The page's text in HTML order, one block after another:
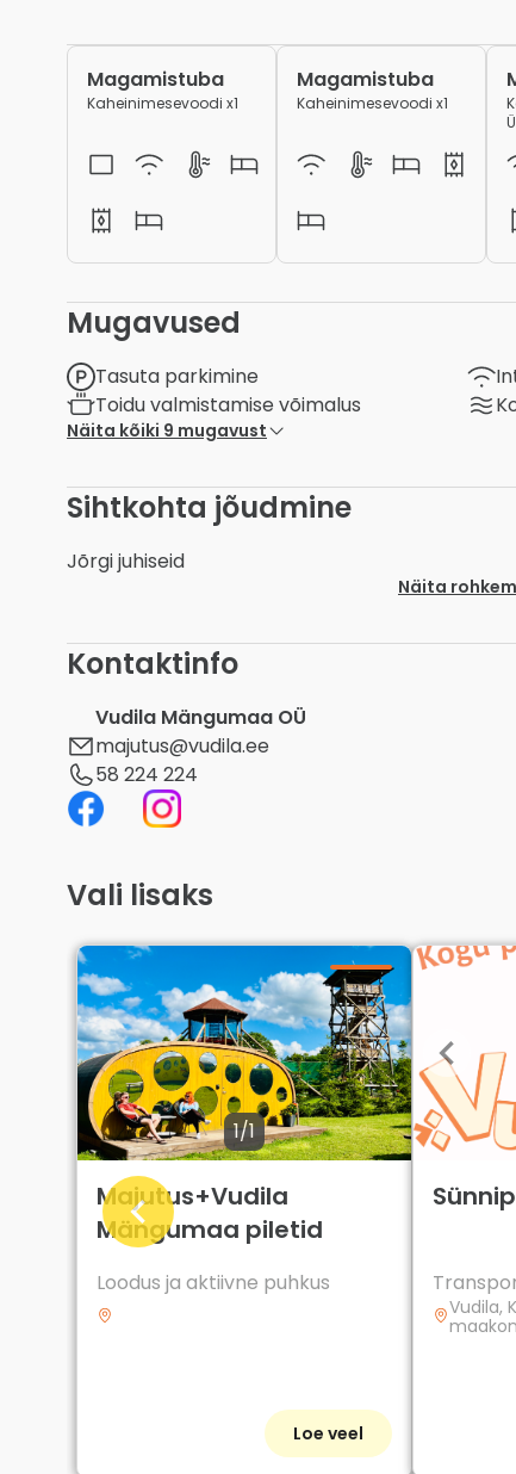
Magamistuba
Kaheinimesevoodi x1
Magamistuba
Kaheinimesevoodi x1
Mugavused
Tasuta parkimine
Toidu valmistamise võimalus
Näita kõiki 9 mugavust
Sihtkohta jõudmine
Jõrgi juhiseid
Näita rohkem
Kontaktinfo
Vudila Mängumaa OÜ
majutus@vudila.ee
58 224 224
Vali lisaks
1/1
Majutus+Vudila
Mängumaa piletid
Loodus ja aktiivne puhkus
Loe veel
Vudila,